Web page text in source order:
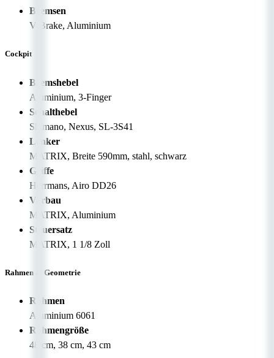
Bremsen
V-Brake, Aluminium
Cockpit
Bremshebel
Aluminium, 3-Finger
Schalthebel
Shimano, Nexus, SL-3S41
Lenker
MATRIX, Breite 590mm, stahl, schwarz
Griffe
Herrmans, Airo DD26
Vorbau
MATRIX, Aluminium
Steuersatz
MATRIX, 1 1/8 Zoll
Rahmen & Geometrie
Rahmen
Aluminium 6061
Rahmengröße
48 cm, 38 cm, 43 cm